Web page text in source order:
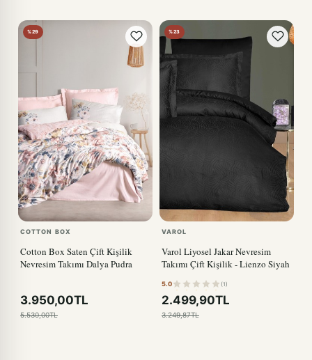
%29
COTTON BOX
Cotton Box Saten Çift Kişilik
Nevresim Takımı Dalya Pudra
3.950,00TL
5.530,00TL
%23
VAROL
Varol Liyosel Jakar Nevresim
Takımı Çift Kişilik - Lienzo Siyah
5.0 (1)
2.499,90TL
3.249,87TL